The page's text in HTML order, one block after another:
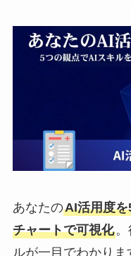
あなたのAI活用度
チャートで可視化。
ルが一目でわかりま